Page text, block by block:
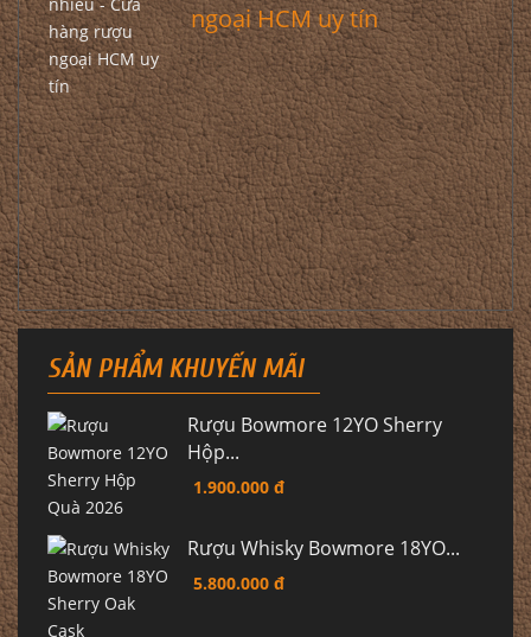
ngoại HCM uy tín
SẢN PHẨM KHUYẾN MÃI
Rượu Bowmore 12YO Sherry
Hộp...
1.900.000 đ
Rượu Whisky Bowmore 18YO...
5.800.000 đ